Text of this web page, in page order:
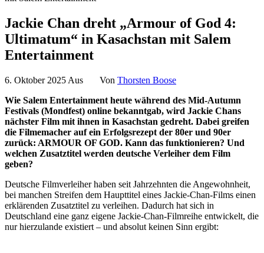
Jackie Chan dreht „Armour of God 4:
Ultimatum“ in Kasachstan mit Salem
Entertainment
6. Oktober 2025 Aus Von Thorsten Boose
Wie Salem Entertainment heute während des Mid-Autumn
Festivals (Mondfest) online bekanntgab, wird Jackie Chans
nächster Film mit ihnen in Kasachstan gedreht. Dabei greifen
die Filmemacher auf ein Erfolgsrezept der 80er und 90er
zurück: ARMOUR OF GOD. Kann das funktionieren? Und
welchen Zusatztitel werden deutsche Verleiher dem Film
geben?
Deutsche Filmverleiher haben seit Jahrzehnten die Angewohnheit,
bei manchen Streifen dem Haupttitel eines Jackie-Chan-Films einen
erklärenden Zusatztitel zu verleihen. Dadurch hat sich in
Deutschland eine ganz eigene Jackie-Chan-Filmreihe entwickelt, die
nur hierzulande existiert – und absolut keinen Sinn ergibt: